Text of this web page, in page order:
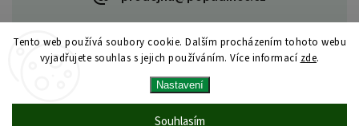
Tento web používá soubory cookie. Dalším procházením tohoto webu
vyjadřujete souhlas s jejich používáním. Více informací zde.
Nastavení
Souhlasím